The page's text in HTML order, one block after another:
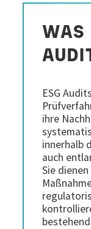
WAS
ESG
ihre
innerhalb
auch
Sie